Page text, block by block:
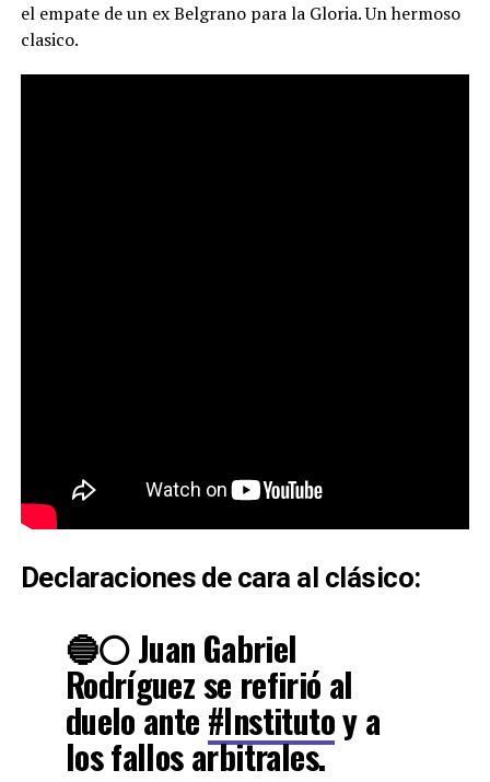
el empate de un ex Belgrano para la Gloria. Un hermoso
clasico.
Declaraciones de cara al clásico:
🔵⚪️ Juan Gabriel
Rodríguez se refirió al
duelo ante #Institutoy a
los fallos arbitrales.